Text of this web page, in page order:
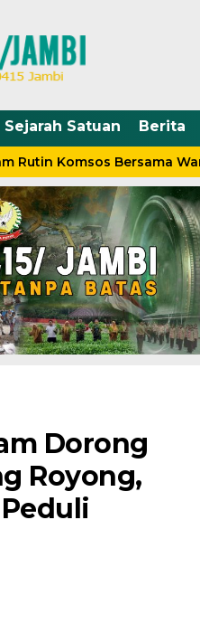
Sejarah Satuan Berita
Rutin Komsos Bersama
Dorong
Royong,